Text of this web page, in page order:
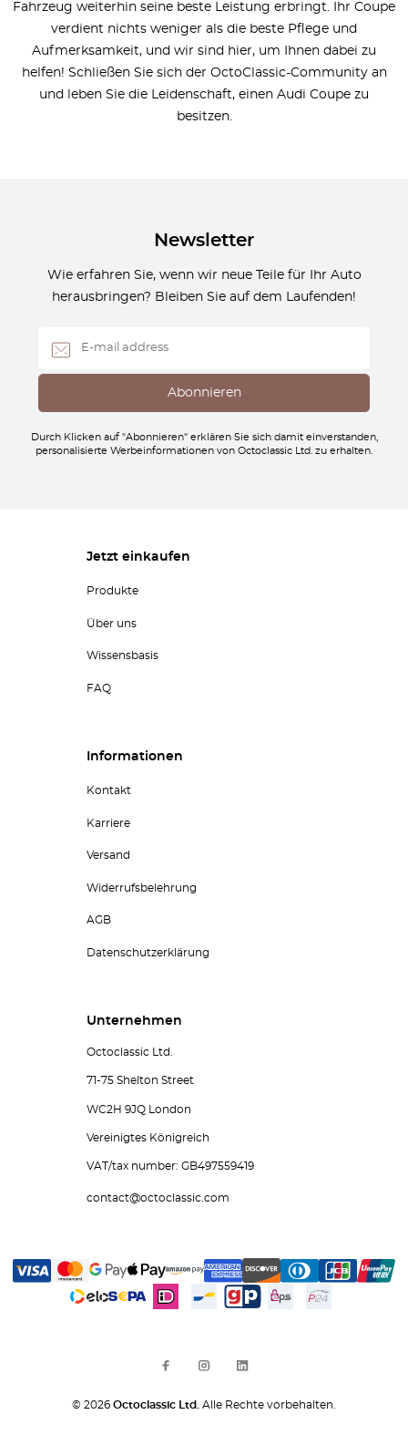
Fahrzeug weiterhin seine beste Leistung erbringt. Ihr Coupe
verdient nichts weniger als die beste Pflege und
Aufmerksamkeit, und wir sind hier, um Ihnen dabei zu
helfen! Schließen Sie sich der OctoClassic-Community an
und leben Sie die Leidenschaft, einen Audi Coupe zu
besitzen.
Newsletter
Wie erfahren Sie, wenn wir neue Teile für Ihr Auto
herausbringen? Bleiben Sie auf dem Laufenden!
Durch Klicken auf "Abonnieren" erklären Sie sich damit einverstanden,
personalisierte Werbeinformationen von Octoclassic Ltd. zu erhalten.
Jetzt einkaufen
Produkte
Über uns
Wissensbasis
FAQ
Informationen
Kontakt
Karriere
Versand
Widerrufsbelehrung
AGB
Datenschutzerklärung
Unternehmen
Octoclassic Ltd.
71-75 Shelton Street
WC2H 9JQ London
Vereinigtes Königreich
VAT/tax number: GB497559419
contact@octoclassic.com
© 2026 Octoclassic Ltd. Alle Rechte vorbehalten.